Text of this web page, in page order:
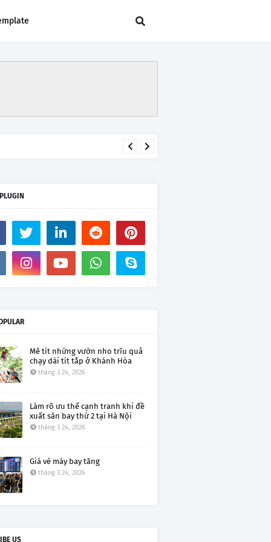
Mê tít những vườn nho trĩu quả
chạy dài tít tắp ở Khánh Hòa
tháng 3 24, 2026
Làm rõ ưu thế cạnh tranh khi đề
xuất sân bay thứ 2 tại Hà Nội
tháng 3 24, 2026
Giá vé máy bay tăng
tháng 3 24, 2026
US